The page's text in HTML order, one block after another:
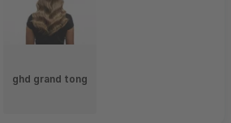
ghd grand tong